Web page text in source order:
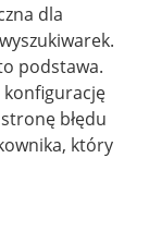
dla
podstawa.
konfigurację
błędu
który